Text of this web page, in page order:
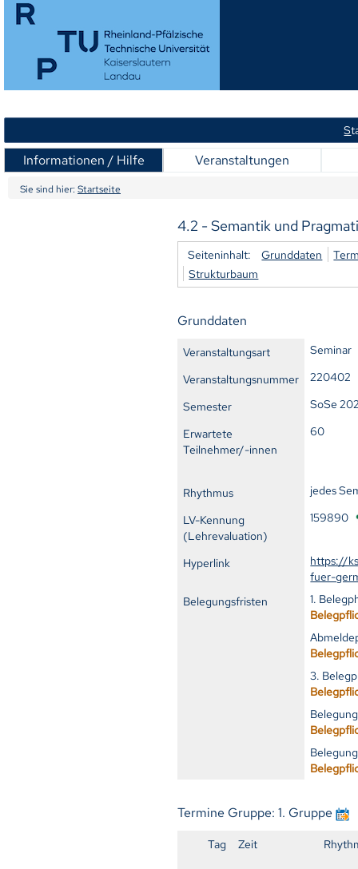
S
Informationen / Hilfe Veranstaltungen
Sie sind hier: Startseite
4.2 - Semantik und
Seiteninhalt: Grunddaten
Strukturbaum
Grunddaten
Veranstaltungsart
Seminar
Veranstaltungsnummer
220402
Semester
SoSe
Erwartete
Teilnehmer/-innen
60
Rhythmus
jedes
LV-Kennung
(Lehrevaluation)
159890
Hyperlink
https://
fuer-
Belegungsfristen
1.
3.
Termine Gruppe: 1. Gruppe
Tag Zeit